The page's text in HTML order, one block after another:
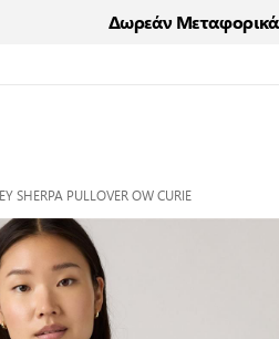
Δωρεάν
SHERPA PULLOVER OW CURIE